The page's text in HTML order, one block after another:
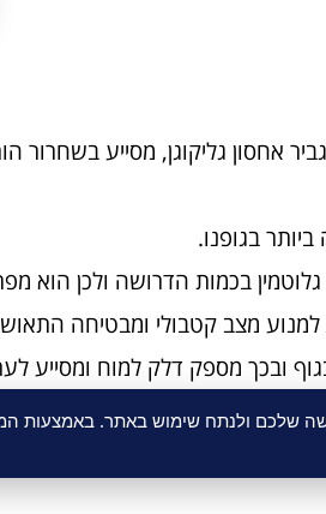
אחסון גליקוגן, מסייע בשחרור
בגופנו.
גלוטמין בכמות הדרושה ולכן
למנוע מצב קטבולי ומבטיחה
ובכך מספק דלק למוח ומסייע
והפרשת הורמון הגדילה
שלכם ולנתח שימוש באתר. באמצעות